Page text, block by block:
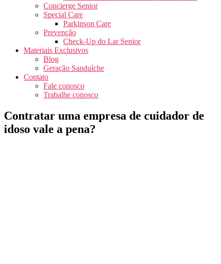
Concierge Senior
Special Care
Parkinson Care
Prevenção
Check-Up do Lar Senior
Materiais Exclusivos
Blog
Geração Sanduíche
Contato
Fale conosco
Trabalhe conosco
Contratar uma empresa de cuidador de
idoso vale a pena?